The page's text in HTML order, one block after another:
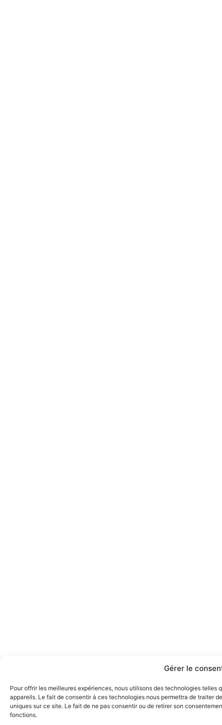
Gérer le
Pour offrir les meilleures expériences, nous utilisons des technologies
appareils. Le fait de consentir à ces technologies nous permettra de traiter
uniques sur ce site. Le fait de ne pas consentir ou de retirer son
fonctions.